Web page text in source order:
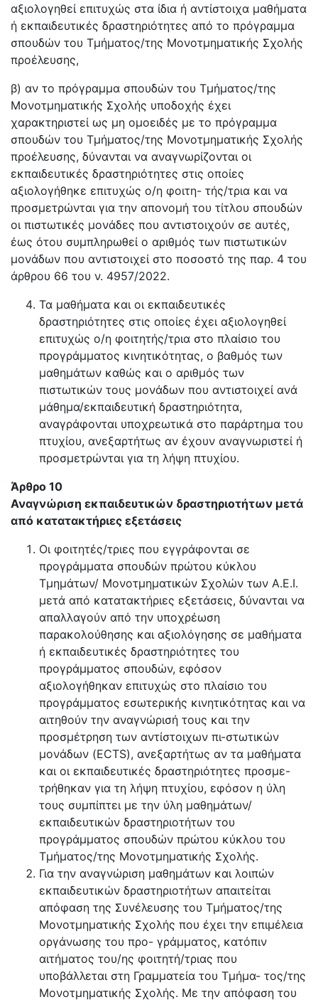
αξιολογηθεί επιτυχώς στα ίδια ή αντίστοιχα μαθήματα
ή εκπαιδευτικές δραστηριότητες από το πρόγραμμα
σπουδών του Τμήματος/της Μονοτμηματικής Σχολής
προέλευσης,
β) αν το πρόγραμμα σπουδών του Τμήματος/της
Μονοτμηματικής Σχολής υποδοχής έχει
χαρακτηριστεί ως μη ομοειδές με το πρόγραμμα
σπουδών του Τμήματος/της Μονοτμηματικής Σχολής
προέλευσης, δύνανται να αναγνωρίζονται οι
εκπαιδευτικές δραστηριότητες στις οποίες
αξιολογήθηκε επιτυχώς ο/η φοιτη- τής/τρια και να
προσμετρώνται για την απονομή του τίτλου σπουδών
οι πιστωτικές μονάδες που αντιστοιχούν σε αυτές,
έως ότου συμπληρωθεί ο αριθμός των πιστωτικών
μονάδων που αντιστοιχεί στο ποσοστό της παρ. 4 του
άρθρου 66 του ν. 4957/2022.
Τα μαθήματα και οι εκπαιδευτικές
δραστηριότητες στις οποίες έχει αξιολογηθεί
επιτυχώς ο/η φοιτητής/τρια στο πλαίσιο του
προγράμματος κινητικότητας, ο βαθμός των
μαθημάτων καθώς και ο αριθμός των
πιστωτικών τους μονάδων που αντιστοιχεί ανά
μάθημα/εκπαιδευτική δραστηριότητα,
αναγράφονται υποχρεωτικά στο παράρτημα του
πτυχίου, ανεξαρτήτως αν έχουν αναγνωριστεί ή
προσμετρώνται για τη λήψη πτυχίου.
Άρθρο 10
Αναγνώριση εκπαιδευτικών δραστηριοτήτων μετά
από κατατακτήριες εξετάσεις
Οι φοιτητές/τριες που εγγράφονται σε
προγράμματα σπουδών πρώτου κύκλου
Τμημάτων/ Μονοτμηματικών Σχολών των Α.Ε.Ι.
μετά από κατατακτήριες εξετάσεις, δύνανται να
απαλλαγούν από την υποχρέωση
παρακολούθησης και αξιολόγησης σε μαθήματα
ή εκπαιδευτικές δραστηριότητες του
προγράμματος σπουδών, εφόσον
αξιολογήθηκαν επιτυχώς στο πλαίσιο του
προγράμματος εσωτερικής κινητικότητας και να
αιτηθούν την αναγνώρισή τους και την
προσμέτρηση των αντίστοιχων πι-στωτικών
μονάδων (ECTS), ανεξαρτήτως αν τα μαθήματα
και οι εκπαιδευτικές δραστηριότητες προσμε-
τρήθηκαν για τη λήψη πτυχίου, εφόσον η ύλη
τους συμπίπτει με την ύλη μαθημάτων/
εκπαιδευτικών δραστηριοτήτων του
προγράμματος σπουδών πρώτου κύκλου του
Τμήματος/της Μονοτμηματικής Σχολής.
Για την αναγνώριση μαθημάτων και λοιπών
εκπαιδευτικών δραστηριοτήτων απαιτείται
απόφαση της Συνέλευσης του Τμήματος/της
Μονοτμηματικής Σχολής που έχει την επιμέλεια
οργάνωσης του προ- γράμματος, κατόπιν
αιτήματος του/ης φοιτητή/τριας που
υποβάλλεται στη Γραμματεία του Τμήμα- τος/της
Μονοτμηματικής Σχολής. Με την απόφαση του